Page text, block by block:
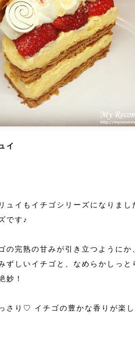
イ
ュイもイチゴシリーズになりま
です♪
の完熟の甘みが引き立つようにか
ずしいイチゴと、なめらかしっと
妙！
さり♡ イチゴの豊かな香りが楽